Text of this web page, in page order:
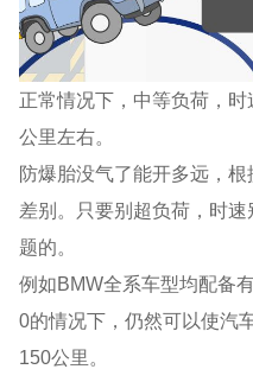
正常情况下，中等负荷，
公里左右。
防爆胎没气了能开多远，
差别。只要别超负荷，时
题的。
例如BMW全系车型均配备
0的情况下，仍然可以使汽
150公里。